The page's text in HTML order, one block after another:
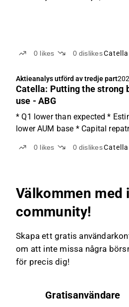
0 likes 0 dislikesCatella
Aktieanalys utförd av tredje part
Catella: Putting the strong
use - ABG
* Q1 lower than expected *
lower AUM base * Capital
results were below both ABGSC
0 likes 0 dislikesCatella
Välkommen med
community!
Skapa ett gratis
om att inte missa några
för precis dig!
Gratisanvändare